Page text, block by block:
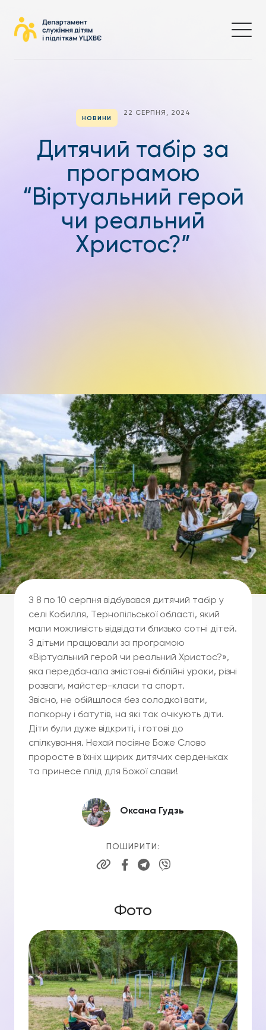
НОВИНИ
22 СЕРПНЯ, 2024
Дитячий табір за
програмою
“Віртуальний герой
чи реальний
Христос?”
З 8 по 10 серпня відбувався дитячий табір у
селі Кобилля, Тернопільської області, який
мали можливість відвідати близько сотні дітей.
З дітьми працювали за програмою
«Віртуальний герой чи реальний Христос?»,
яка передбачала змістовні біблійні уроки, різні
розваги, майстер-класи та спорт.
Звісно, не обійшлося без солодкої вати,
попкорну і батутів, на які так очікують діти.
Діти були дуже відкриті, і готові до
спілкування. Нехай посіяне Боже Слово
проросте в їхніх щирих дитячих серденьках
та принесе плід для Божої слави!
Оксана Гудзь
ПОШИРИТИ:
Фото